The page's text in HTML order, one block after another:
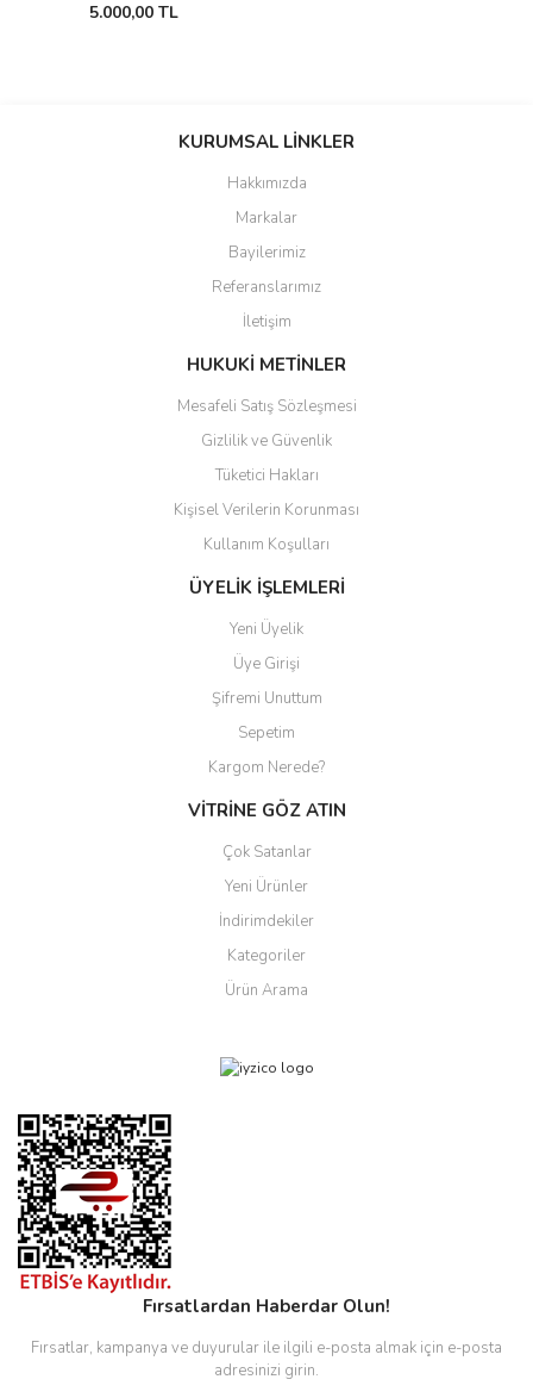
5.000,00 TL
KURUMSAL LİNKLER
Hakkımızda
Markalar
Bayilerimiz
Referanslarımız
İletişim
HUKUKİ METİNLER
Mesafeli Satış Sözleşmesi
Gizlilik ve Güvenlik
Tüketici Hakları
Kişisel Verilerin Korunması
Kullanım Koşulları
ÜYELİK İŞLEMLERİ
Yeni Üyelik
Üye Girişi
Şifremi Unuttum
Sepetim
Kargom Nerede?
VİTRİNE GÖZ ATIN
Çok Satanlar
Yeni Ürünler
İndirimdekiler
Kategoriler
Ürün Arama
Fırsatlardan Haberdar Olun!
Fırsatlar, kampanya ve duyurular ile ilgili e-posta almak için e-posta
adresinizi girin.